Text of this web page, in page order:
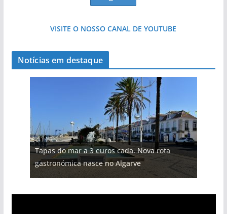
VISITE O NOSSO CANAL DE YOUTUBE
Notícias em destaque
Tapas do mar a 3 euros cada. Nova rota
gastronómica nasce no Algarve